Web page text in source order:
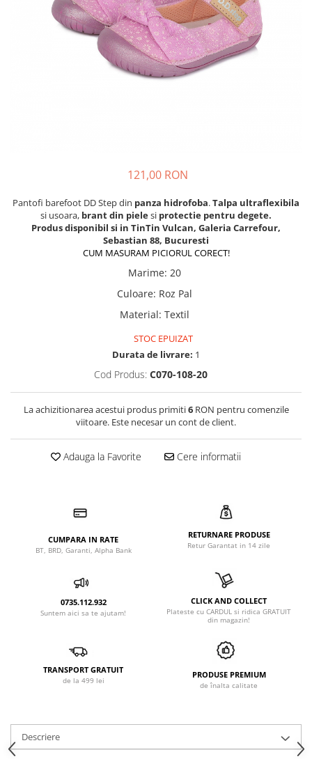
121,00 RON
Pantofi barefoot DD Step din panza hidrofoba.Talpa ultraflexibila
si usoara, brant din pielesi protectie pentru degete.
Produs disponibil si in TinTin Vulcan, Galeria Carrefour,
Sebastian 88, Bucuresti
CUM MASURAM PICIORUL CORECT!
Marime: 20
Culoare: Roz Pal
Material: Textil
STOC EPUIZAT
Durata de livrare: 1
Cod Produs: C070-108-20
La achizitionarea acestui produs primiti6RON pentru comenzile
viitoare. Este necesar un cont de client.
Adauga la Favorite Cere informatii
CUMPARA IN RATE
BT, BRD, Garanti, Alpha Bank
RETURNARE PRODUSE
Retur Garantat in 14 zile
0735.112.932
Suntem aici sa te ajutam!
CLICK AND COLLECT
Plateste cu CARDUL si ridica GRATUIT
din magazin!
TRANSPORT GRATUIT
de la 499 lei
PRODUSE PREMIUM
de înalta calitate
Descriere